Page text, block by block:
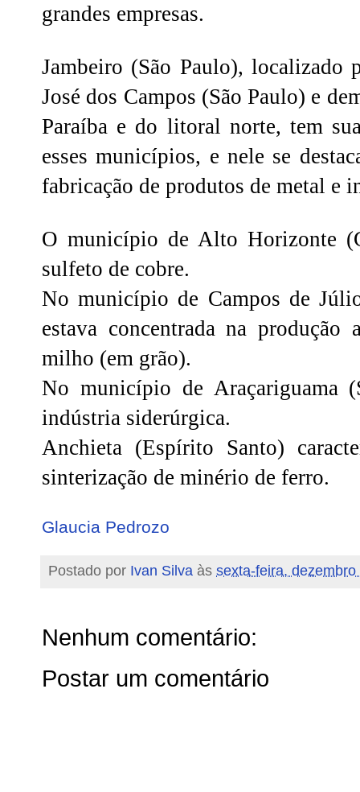
grandes empresas.
Jambeiro (São Paulo),
José dos Campos (São Paulo) e
Paraíba e do litoral norte, tem
esses municípios, e nele se
fabricação de produtos de metal e
O município de Alto Horizonte
sulfeto de cobre.
No município de Campos de
estava concentrada na
milho (em grão).
No município de Araçariguama
indústria siderúrgica.
Anchieta (Espírito Santo)
sinterização de minério de ferro.
Glaucia Pedrozo
Postado por Ivan Silva às sexta-feira, dezembro
Nenhum comentário:
Postar um comentário